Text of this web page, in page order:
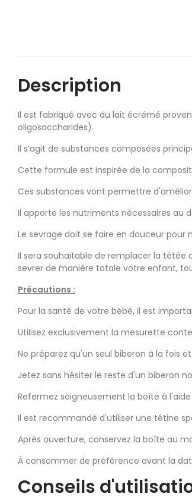
Description
Il est fabriqué avec du lait écrémé
oligosaccharides).
Il s’agit de substances composées
Cette formule est inspirée de la
Ces substances vont permettre
Il apporte les nutriments nécessaires au
Le sevrage doit se faire en douceur pour
Il sera souhaitable de remplacer la
sevrer de manière totale votre enfant,
Précautions :
Pour la santé de votre bébé, il est
Utilisez exclusivement la mesurette
Ne préparez qu'un seul biberon à la fois
Jetez sans hésiter le reste d'un biberon
Refermez soigneusement la boîte à
Il est recommandé d'utiliser une tétine
Après ouverture, conservez la boîte au
À consommer de préférence avant la
Conseils